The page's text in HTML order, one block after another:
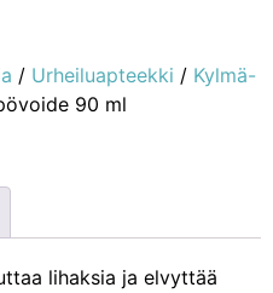
/ Urheiluapteekki / Kylmä-
90 ml
lihaksia ja elvyttää